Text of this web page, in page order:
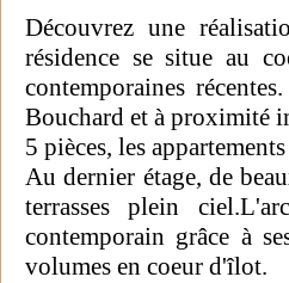
Découvrez une
résidence se situe au
contemporaines
Bouchard et à proximité
5 pièces, les
Au dernier étage, de
terrasses plein
contemporain grâce à
volumes en coeur d'îlot.